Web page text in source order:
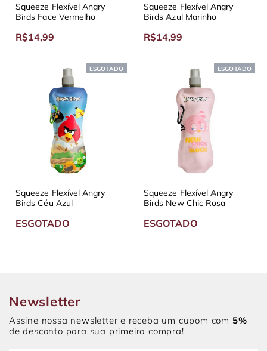
Squeeze Flexível Angry
Birds Face Vermelho
R$14,99
Squeeze Flexível Angry
Birds Azul Marinho
R$14,99
ESGOTADO
Squeeze Flexível Angry
Birds Céu Azul
ESGOTADO
ESGOTADO
Squeeze Flexível Angry
Birds New Chic Rosa
ESGOTADO
Newsletter
Assine nossa newsletter e receba um cupom com 5%
de desconto para sua primeira compra!